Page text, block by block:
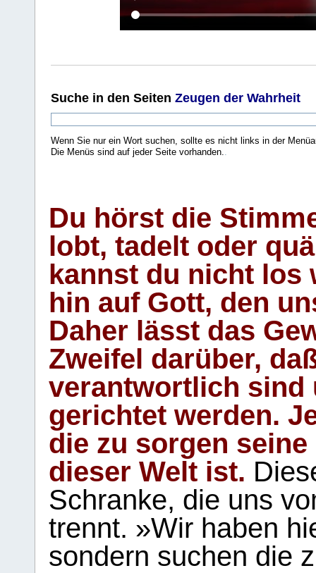
Suche in den Seiten Zeugen der Wahrheit
Wenn Sie nur ein Wort suchen, sollte es nicht links in der
Die Menüs sind auf jeder Seite vorhanden.
Du hörst die
lobt, tadelt oder
kannst du nicht los
hin auf Gott, den
Daher lässt das
Zweifel darüber,
verantwortlich sind
gerichtet werden.
die zu sorgen
dieser Welt ist.
Schranke, die uns
trennt. »Wir haben
sondern suchen die